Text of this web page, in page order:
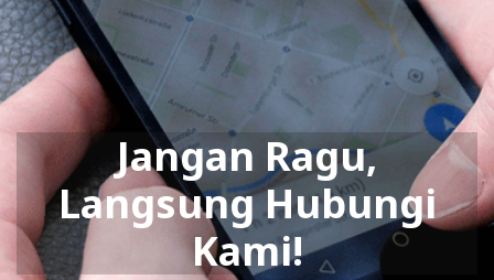
Jangan Ragu,
Langsung Hubungi
Kami!